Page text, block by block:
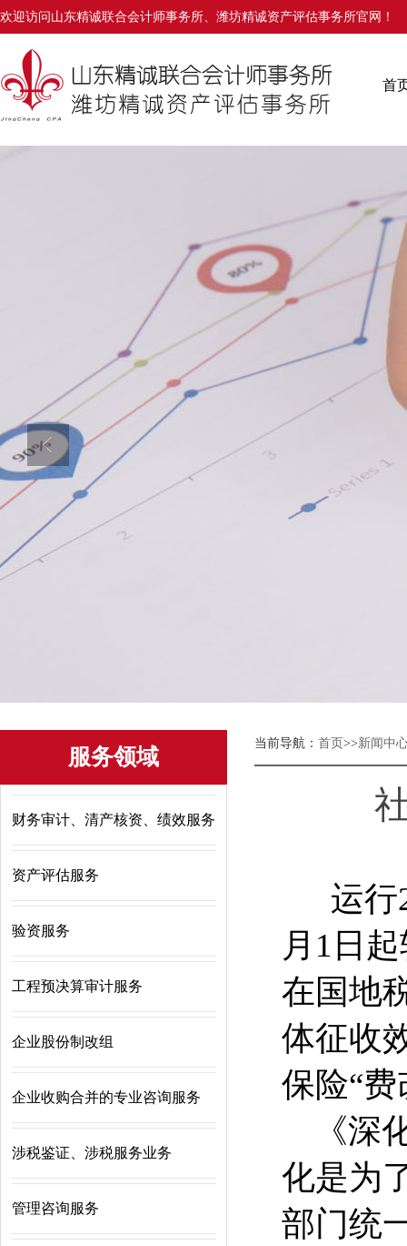
欢迎访问山东精诚联合会计师事务所、潍坊精诚资产评估事务所官网！
首
服务领域
财务审计、清产核资、绩效服务
资产评估服务
验资服务
工程预决算审计服务
企业股份制改组
企业收购合并的专业咨询服务
涉税鉴证、涉税服务业务
管理咨询服务
当前导航： 首页 >>新闻中
运行
月1日
在国地
体征收
保险“
《深
化是为
部门统